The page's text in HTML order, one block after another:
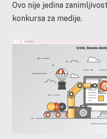
Ovo nije jedina
konkursa za medije.